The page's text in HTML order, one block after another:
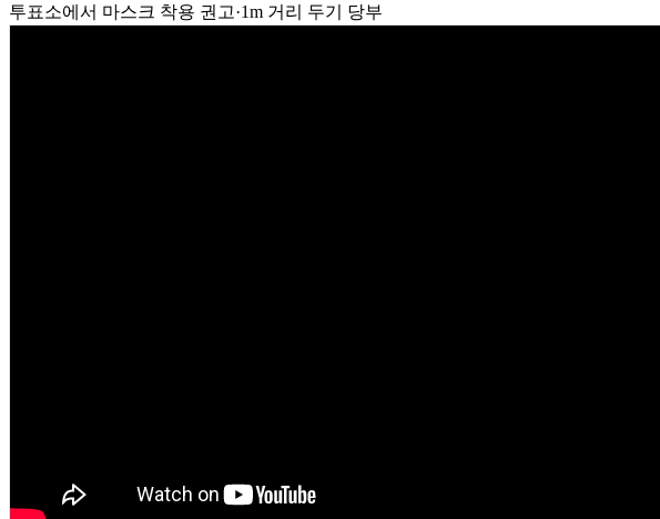
투표소에서 마스크 착용 권고·1m 거리 두기 당부